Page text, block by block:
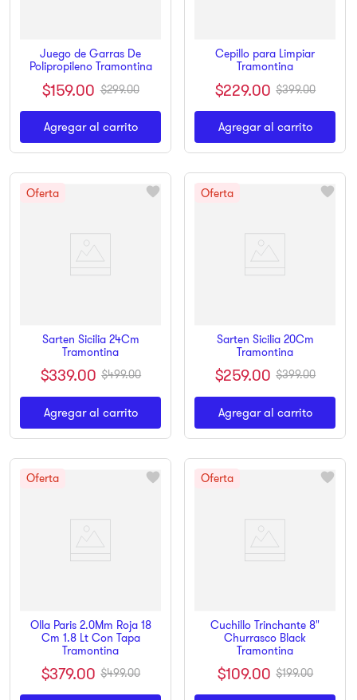
Juego de Garras De
Polipropileno Tramontina
$159.00 $299.00
Agregar al carrito
Cepillo para Limpiar
Tramontina
$229.00 $399.00
Agregar al carrito
Sarten Sicilia 24Cm
Tramontina
$339.00 $499.00
Agregar al carrito
Sarten Sicilia 20Cm
Tramontina
$259.00 $399.00
Agregar al carrito
Olla Paris 2.0Mm Roja 18
Cm 1.8 Lt Con Tapa
Tramontina
$379.00 $499.00
Cuchillo Trinchante 8"
Churrasco Black
Tramontina
$109.00 $199.00